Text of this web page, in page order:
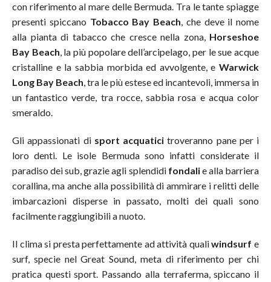
con riferimento al mare delle Bermuda. Tra le tante spiagge
presenti spiccano Tobacco Bay Beach, che deve il nome
alla pianta di tabacco che cresce nella zona, Horseshoe
Bay Beach, la più popolare dell’arcipelago, per le sue acque
cristalline e la sabbia morbida ed avvolgente, e Warwick
Long Bay Beach, tra le più estese ed incantevoli, immersa in
un fantastico verde, tra rocce, sabbia rosa e acqua color
smeraldo.
Gli appassionati di sport acquatici troveranno pane per i
loro denti. Le isole Bermuda sono infatti considerate il
paradiso dei sub, grazie agli splendidi fondalie alla barriera
corallina, ma anche alla possibilità di ammirare i relitti delle
imbarcazioni disperse in passato, molti dei quali sono
facilmente raggiungibili a nuoto.
Il clima si presta perfettamente ad attività qualiwindsurf e
surf, specie nel Great Sound, meta di riferimento per chi
pratica questi sport. Passando alla terraferma, spiccano il